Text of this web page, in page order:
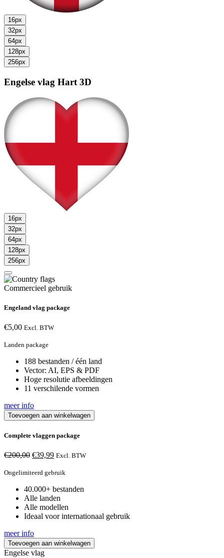
16px
32px
64px
128px
256px
Engelse vlag Hart 3D
16px
32px
64px
128px
256px
Commercieel gebruik
Engeland vlag package
€5,00 Excl. BTW
Landen package
188 bestanden / één land
Vector: AI, EPS & PDF
Hoge resolutie afbeeldingen
11 verschilende vormen
meer info
Toevoegen aan winkelwagen
Complete vlaggen package
€200,00 Oorspronkelijke
was:
€39,99Huidige
is:
Excl. BTW
Ongelimiteerd gebruik
40.000+ bestanden
Alle landen
Alle modellen
Ideaal voor internationaal gebruik
meer info
Toevoegen aan winkelwagen
Engelse vlag